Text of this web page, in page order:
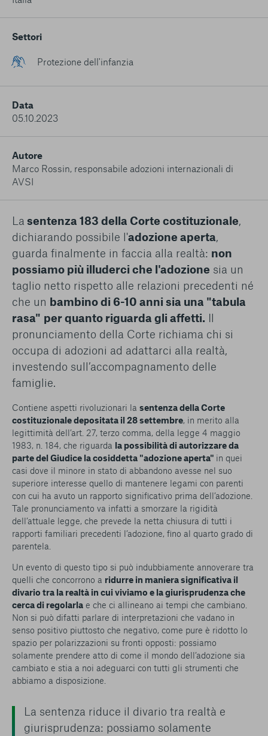
conto del fatto che il blocco di alcuni cookie può
condizionare l’esperienza sulla Piattaforma e il suo
selezione relativa ai cookie effettuata verrà salvata. Se non è
stata selezionata alcuna opzione, premere questo pulsante
equivarrà a rifiutare tutti i cookie. Per ulteriori informazioni, è
Cookie strettamente necessari
Cookies di marketing
Settori
Protezione dell'infanzia
Data
05.10.2023
Autore
Marco Rossin, responsabile adozioni internazionali di
AVSI
La sentenza 183 della Corte costituzionale,
dichiarando possibile l'adozione aperta,
guarda finalmente in faccia alla realtà: non
possiamo più illuderci che l'adozione sia un
taglio netto rispetto alle relazioni precedenti né
che un bambino di 6-10 anni sia una "tabula
rasa" per quanto riguarda gli affetti. Il
pronunciamento della Corte richiama chi si
occupa di adozioni ad adattarci alla realtà,
investendo sull’accompagnamento delle
famiglie.
Contiene aspetti rivoluzionari la sentenza della Corte
costituzionale depositata il 28 settembre, in merito alla
legittimità dell’art. 27, terzo comma, della legge 4 maggio
1983, n. 184, che riguarda la possibilità di autorizzare da
parte del Giudice la cosiddetta "adozione aperta" in quei
casi dove il minore in stato di abbandono avesse nel suo
superiore interesse quello di mantenere legami con parenti
con cui ha avuto un rapporto significativo prima dell’adozione.
Tale pronunciamento va infatti a smorzare la rigidità
dell’attuale legge, che prevede la netta chiusura di tutti i
rapporti familiari precedenti l’adozione, fino al quarto grado di
parentela.
Un evento di questo tipo si può indubbiamente annoverare tra
quelli che concorrono a ridurre in maniera significativa il
divario tra la realtà in cui viviamo e la giurisprudenza che
cerca di regolarla e che ci allineano ai tempi che cambiano.
Non si può difatti parlare di interpretazioni che vadano in
senso positivo piuttosto che negativo, come pure è ridotto lo
spazio per polarizzazioni su fronti opposti: possiamo
solamente prendere atto di come il mondo dell’adozione sia
cambiato e stia a noi adeguarci con tutti gli strumenti che
abbiamo a disposizione.
La sentenza riduce il divario tra realtà e
giurisprudenza: possiamo solamente